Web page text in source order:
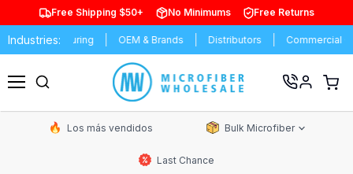
Free Shipping $50+ No Minimums Free Returns
Industries:
Manufacturing OEM & Brands Distributors Commercial
Ver
Los más vendidos Bulk Microfiber
Last Chance